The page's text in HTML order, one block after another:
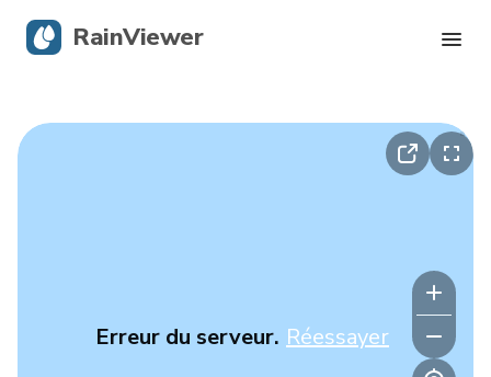
Erreur du serveur. Réessayer
RainViewer